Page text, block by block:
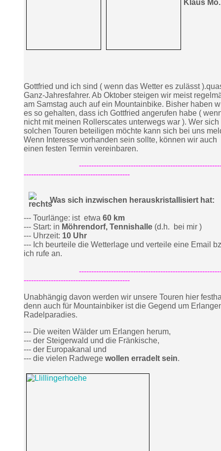
Klaus Mo.
Gottfried und ich sind ( wenn das Wetter es zulässt
Ganz-Jahresfahrer. Ab Oktober steigen wir meist
am Samstag auch auf ein Mountainbike. Bisher haben
es so gehalten, dass ich Gottfried angerufen habe (
nicht mit meinen Rollerscates unterwegs war ). Wer sich
solchen Touren beteiligen möchte kann sich bei uns
Wenn Interesse vorhanden sein sollte, können wir auch
einen festen Termin vereinbaren.
-------------------------------------------
Was sich inzwischen herauskristallisiert hat:
--- Tourlänge: ist etwa 60 km
--- Start: in Möhrendorf, Tennishalle (d.h. bei mir )
--- Uhrzeit: 10 Uhr
--- Ich beurteile die Wetterlage und verteile eine Email
ich rufe an.
-------------------------------------------
Unabhängig davon werden wir unsere Touren hier
denn auch für Mountainbiker ist die Gegend um
Radelparadies.
--- Die weiten Wälder um Erlangen herum,
--- der Steigerwald und die Fränkische,
--- der Europakanal und
--- die vielen Radwege wollen erradelt sein.